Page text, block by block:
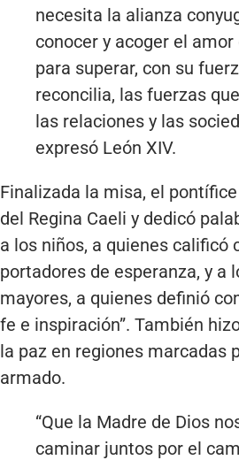
necesita la alianza
conocer y acoger el amor
para superar, con su
reconcilia, las fuerzas
las relaciones y las
expresó León XIV.
Finalizada la misa, el
del Regina Caeli y dedicó
a los niños, a quienes calificó
portadores de esperanza, y a
mayores, a quienes definió
fe e inspiración”. También
la paz en regiones marcadas
armado.
“Que la Madre de Dios
caminar juntos por el